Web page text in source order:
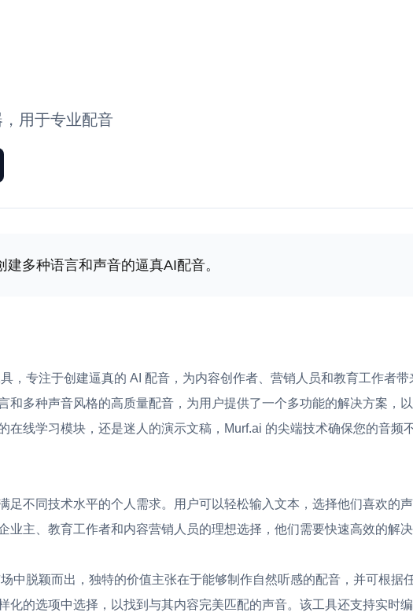
用于专业配音
多种语言和声音的逼真AI配音。
，专注于创建逼真的 AI 配音，为内容创作者、营销人员和教育工作者
和多种声音风格的高质量配音，为用户提供了一个多功能的解决方案，
在线学习模块，还是迷人的演示文稿，Murf.ai 的尖端技术确保您的音频
足不同技术水平的个人需求。用户可以轻松输入文本，选择他们喜欢的
业主、教育工作者和内容营销人员的理想选择，他们需要快速高效的解
中脱颖而出，独特的价值主张在于能够制作自然听感的配音，并可根据
化的选项中选择，以找到与其内容完美匹配的声音。该工具还支持实时